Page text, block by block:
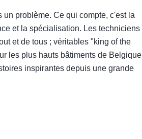
un problème. Ce qui compte, c'est la
et la spécialisation. Les techniciens
et de tous ; véritables "king of the
les plus hauts bâtiments de Belgique
inspirantes depuis une grande